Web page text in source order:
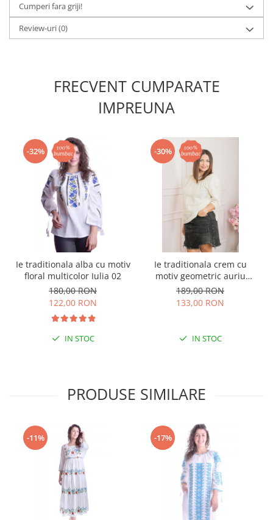
Cumperi fara griji!
Review-uri(0)
FRECVENT CUMPARATE
IMPREUNA
-32%
Ie traditionala alba cu motiv
floral multicolor Iulia 02
180,00 RON
122,00 RON
IN STOC
-30%
Ie traditionala crem cu
motiv geometric auriu
Estera 01 - maneca scurta
189,00 RON
133,00 RON
IN STOC
PRODUSE SIMILARE
-11% -17%